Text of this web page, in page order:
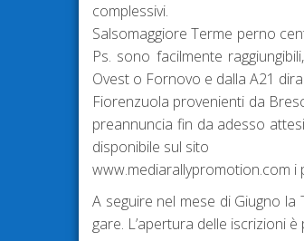
complessivi.
Salsomaggiore Terme perno
Ps. sono facilmente
Ovest o Fornovo e dalla A21
Fiorenzuola provenienti da
preannuncia fin da adesso
disponibile sul sito
www.mediarallypromotion.com i
A seguire nel mese di Giugno
gare. L’apertura delle iscrizioni